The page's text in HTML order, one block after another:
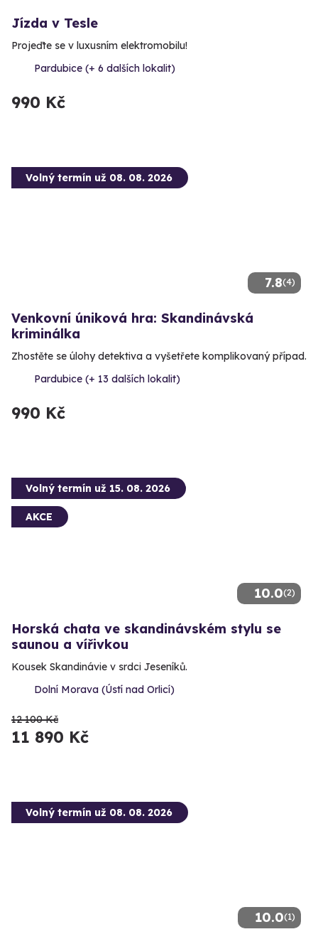
Jízda v Tesle
Projeďte se v luxusním elektromobilu!
Pardubice (+ 6 dalších lokalit)
990 Kč
7.8(4)
Volný termín už 08. 08. 2026
Venkovní úniková hra: Skandinávská
kriminálka
Zhostěte se úlohy detektiva a vyšetřete komplikovaný případ.
Pardubice (+ 13 dalších lokalit)
990 Kč
10.0(2)
Volný termín už 15. 08. 2026
AKCE
Horská chata ve skandinávském stylu se
saunou a vířivkou
Kousek Skandinávie v srdci Jeseníků.
Dolní Morava (Ústí nad Orlicí)
12 100 Kč
11 890 Kč
10.0(1)
Volný termín už 08. 08. 2026